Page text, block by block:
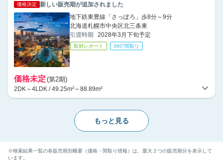
価格決定
新しい販売期が追加されました
地下鉄東豊線「さっぽろ」歩8分～9分
北海道札幌市中央区北三条東
引渡時期
2028年3月下旬予定
取材レポート 360°間取り
価格未定 (第2期)
2DK～4LDK / 49.25m²～88.89m²
もっと見る
※検索結果一覧の各販売期別概要（価格・間取り情報）は、最大２つの販売期分を表示して
います。